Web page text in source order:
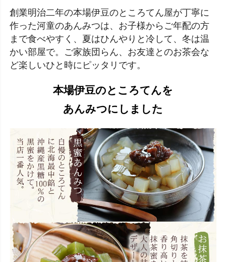
創業明治二年の本場伊豆のところてん屋が丁寧に
作った河童のあんみつは、お子様からご年配の方
まで食べやすく、夏はひんやりと冷して、冬は温
かい部屋で。ご家族団らん、お友達とのお茶会な
ど楽しいひと時にピッタリです。
本場伊豆のところてんを
あんみつにしました